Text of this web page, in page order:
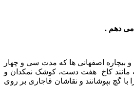
می دهم .
بیچاره اصفهانی ها که مدت سی و چهار
مانند کاخ هفت دست، کوشک نمکدان و
گچ بپوشانند و نقاشان قاجاری بر روی